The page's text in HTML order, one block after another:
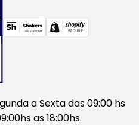
a Sexta das 09:00 hs
as 18:00hs.